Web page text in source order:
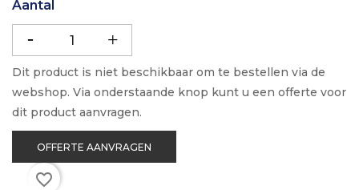
Aantal
Dit product is niet beschikbaar om te bestellen via de
webshop. Via onderstaande knop kunt u een offerte voor
dit product aanvragen.
OFFERTE AANVRAGEN
favorite_border